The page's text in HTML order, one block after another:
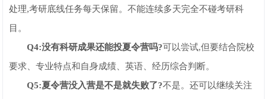
处理,考研底线任务每天保留。不能连续多天完全不碰考研科
目。
Q4:没有科研成果还能投夏令营吗?可以尝试,但要结合院校
要求、专业特点和自身成绩、英语、经历综合判断。
Q5:夏令营没入营是不是就失败了?不是。还可以继续关注